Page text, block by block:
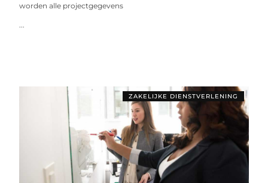
worden alle projectgegevens
...
ZAKELIJKE DIENSTVERLENING